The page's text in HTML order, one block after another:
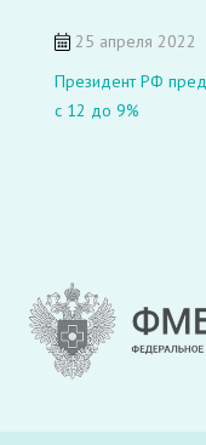
25 апреля 2022
Президент РФ
с 12 до 9%